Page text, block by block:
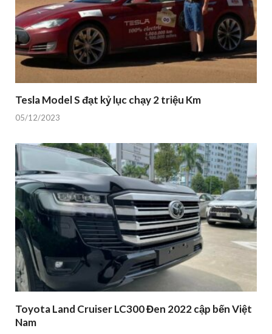
Tesla Model S đạt kỷ lục chạy 2 triệu Km
05/12/2023
Toyota Land Cruiser LC300 Đen 2022 cập bến Việt
Nam